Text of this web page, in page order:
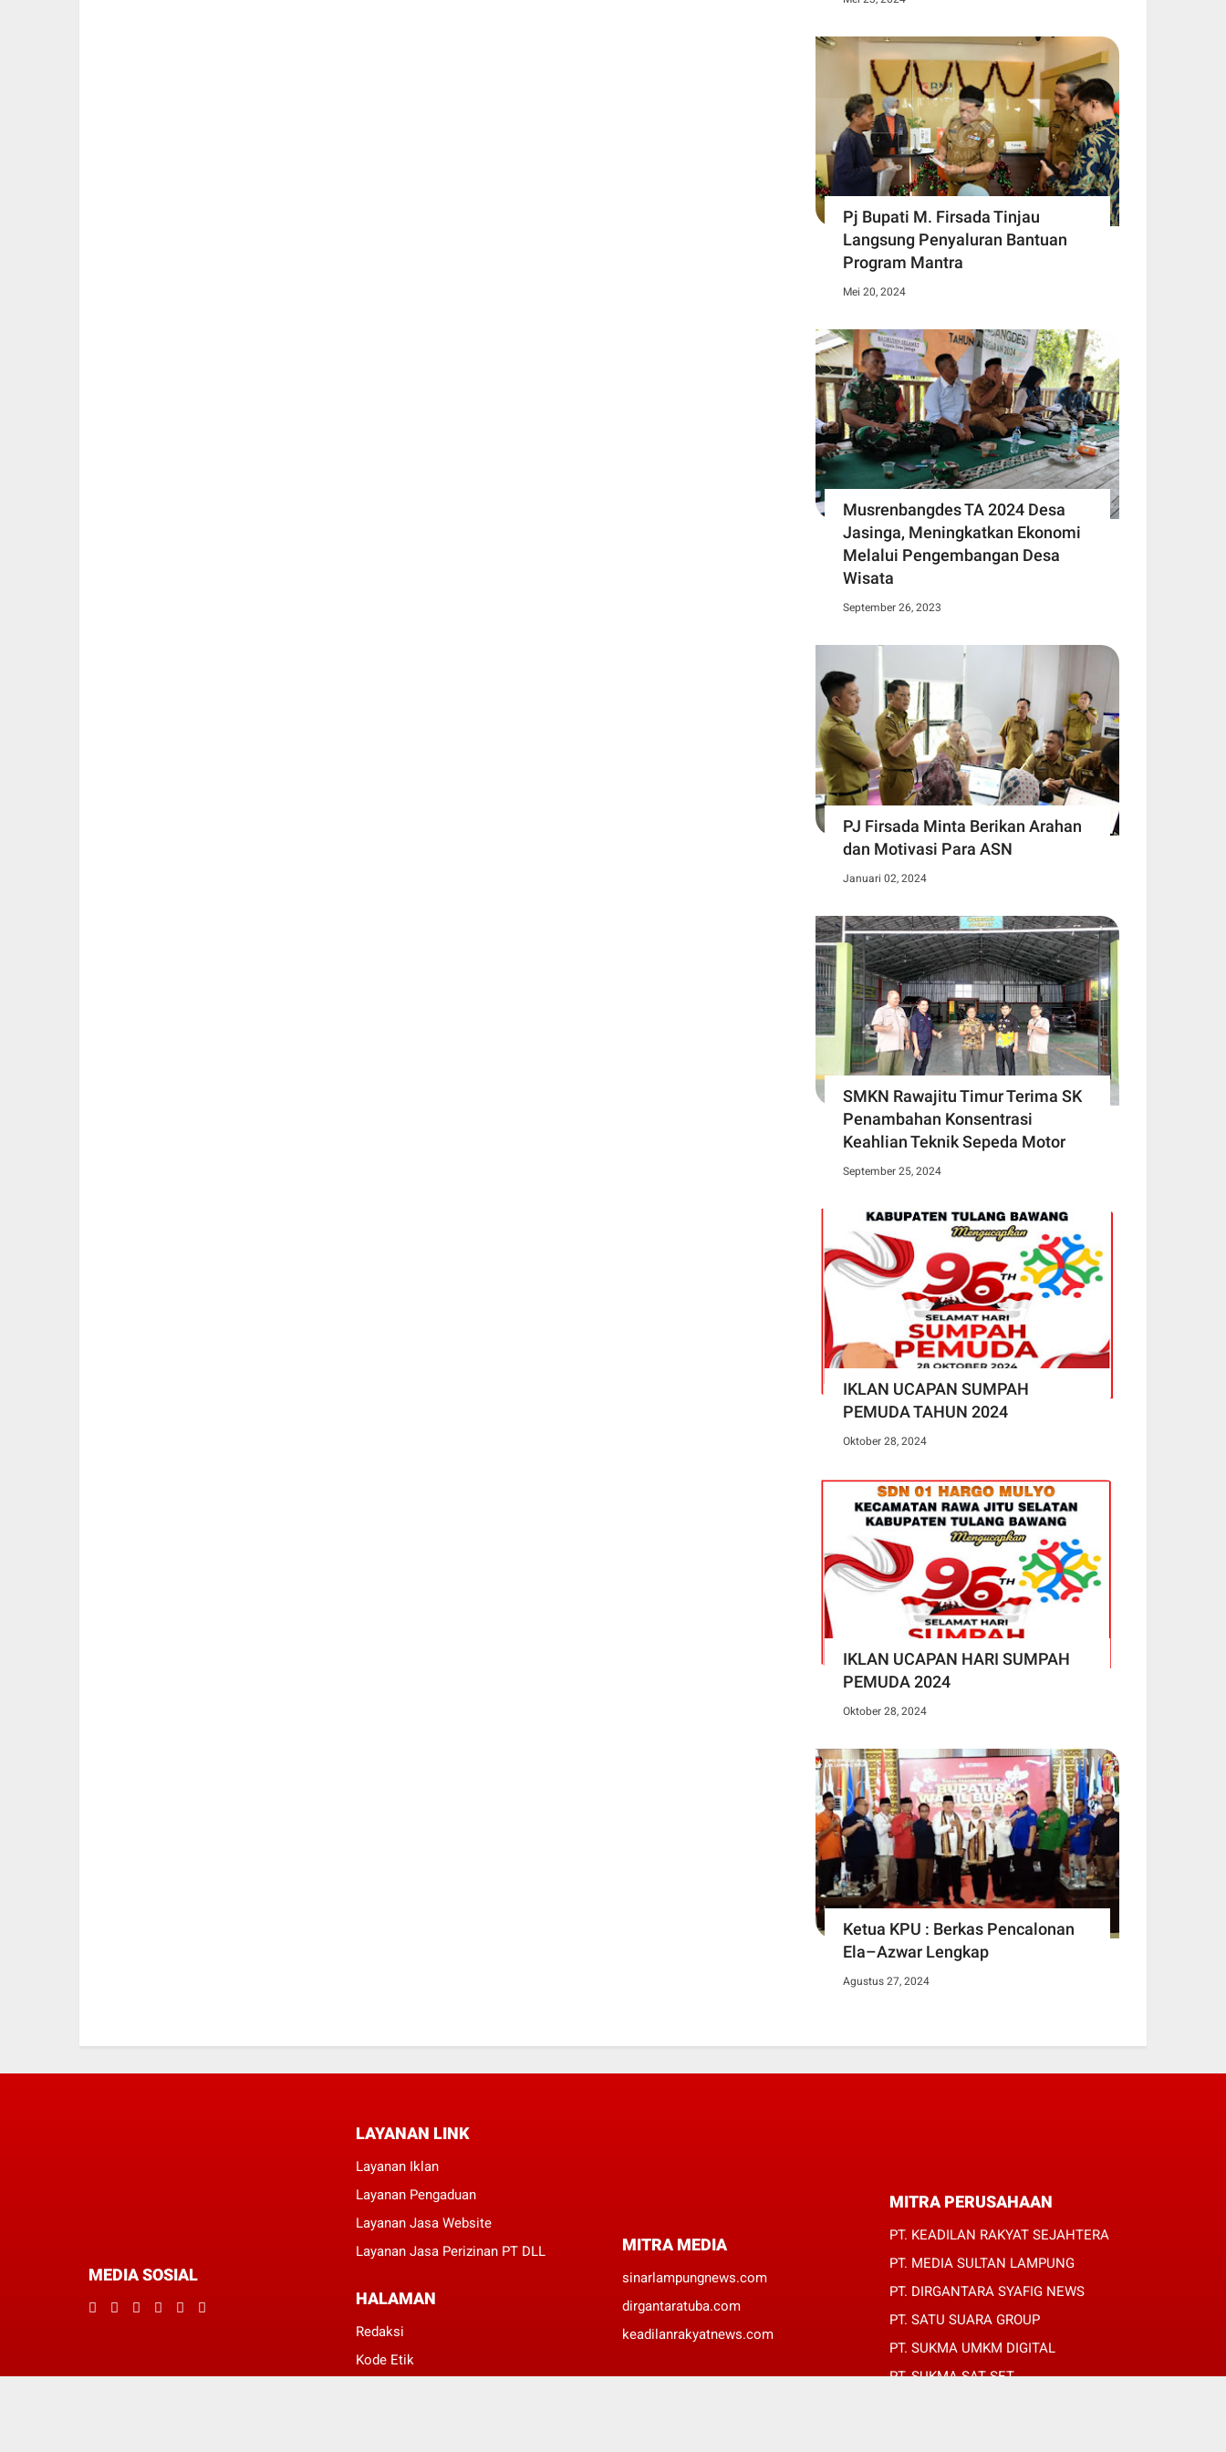
Pj Bupati M. Firsada Tinjau
Langsung Penyaluran Bantuan
Program Mantra
Mei 20, 2024
Musrenbangdes TA 2024 Desa
Jasinga, Meningkatkan Ekonomi
Melalui Pengembangan Desa
Wisata
September 26, 2023
PJ Firsada Minta Berikan Arahan
dan Motivasi Para ASN
Januari 02, 2024
SMKN Rawajitu Timur Terima SK
Penambahan Konsentrasi
Keahlian Teknik Sepeda Motor
September 25, 2024
IKLAN UCAPAN SUMPAH
PEMUDA TAHUN 2024
Oktober 28, 2024
IKLAN UCAPAN HARI SUMPAH
PEMUDA 2024
Oktober 28, 2024
Ketua KPU : Berkas Pencalonan
Ela–Azwar Lengkap
Agustus 27, 2024
MEDIA SOSIAL
LAYANAN LINK
Layanan Iklan
Layanan Pengaduan
Layanan Jasa Website
Layanan Jasa Perizinan PT DLL
HALAMAN
Redaksi
Kode Etik
MITRA MEDIA
sinarlampungnews.com
dirgantaratuba.com
keadilanrakyatnews.com
MITRA PERUSAHAAN
PT. KEADILAN RAKYAT SEJAHTERA
PT. MEDIA SULTAN LAMPUNG
PT. DIRGANTARA SYAFIG NEWS
PT. SATU SUARA GROUP
PT. SUKMA UMKM DIGITAL
PT. SUKMA SAT SET